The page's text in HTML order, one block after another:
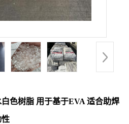
色树脂 用于基于EVA 适合助焊
性